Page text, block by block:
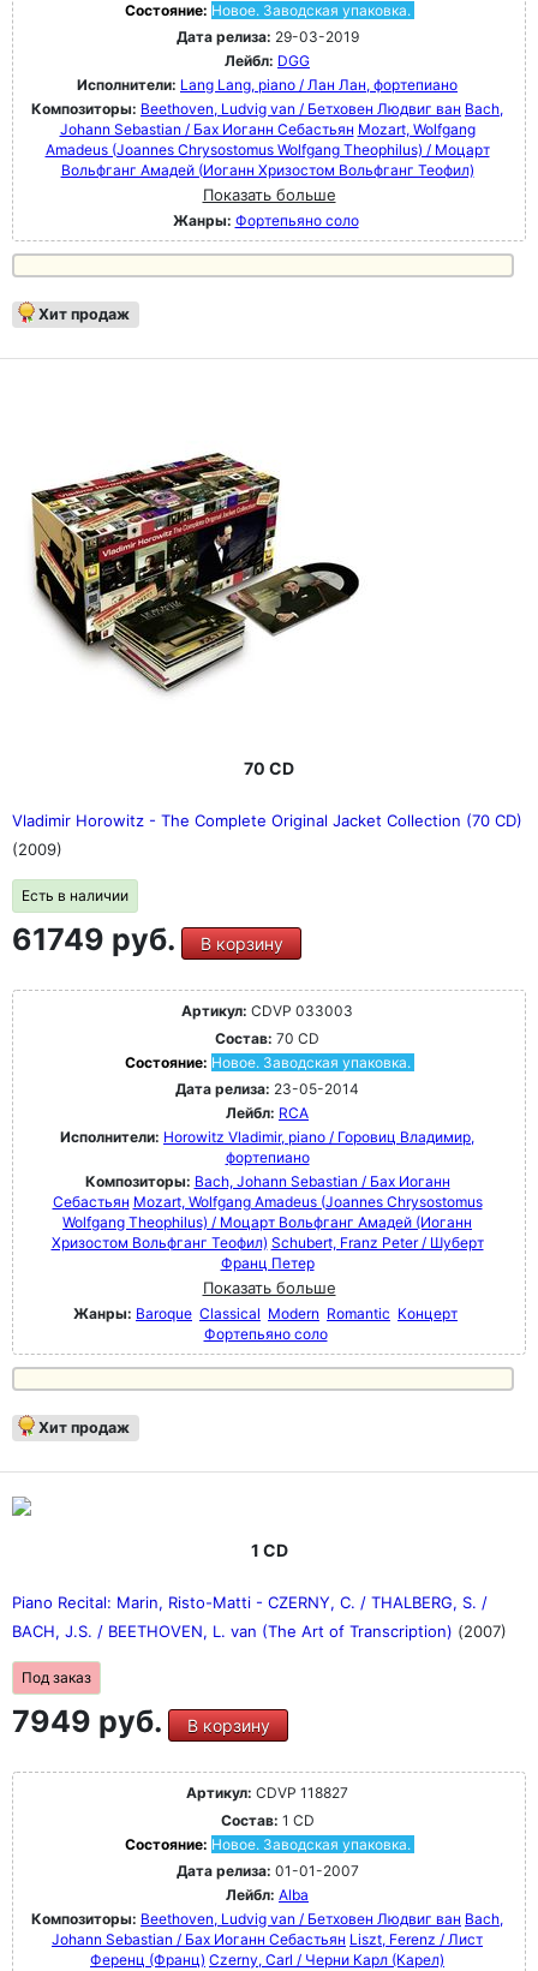
Состояние: Новое. Заводская упаковка.
Дата релиза: 29-03-2019
Лейбл: DGG
Исполнители: Lang Lang, piano / Лан Лан, фортепиано
Композиторы: Beethoven, Ludvig van / Бетховен Людвиг ван Bach,
Johann Sebastian / Бах Иоганн Себастьян Mozart, Wolfgang
Amadeus (Joannes Chrysostomus Wolfgang Theophilus) / Моцарт
Вольфганг Амадей (Иоганн Хризостом Вольфганг Теофил)
Показать больше
Жанры: Фортепьяно соло
Хит продаж
70 CD
Vladimir Horowitz - The Complete Original Jacket Collection (70 CD)
(2009)
Есть в наличии
61749 руб. В корзину
Артикул: CDVP 033003
Состав: 70 CD
Состояние: Новое. Заводская упаковка.
Дата релиза: 23-05-2014
Лейбл: RCA
Исполнители: Horowitz Vladimir, piano / Горовиц Владимир,
фортепиано
Композиторы: Bach, Johann Sebastian / Бах Иоганн
Себастьян Mozart, Wolfgang Amadeus (Joannes Chrysostomus
Wolfgang Theophilus) / Моцарт Вольфганг Амадей (Иоганн
Хризостом Вольфганг Теофил) Schubert, Franz Peter / Шуберт
Франц Петер
Показать больше
Жанры: Baroque Classical Modern Romantic Концерт
Фортепьяно соло
Хит продаж
1 CD
Piano Recital: Marin, Risto-Matti - CZERNY, C. / THALBERG, S. /
BACH, J.S. / BEETHOVEN, L. van (The Art of Transcription) (2007)
Под заказ
7949 руб. В корзину
Артикул: CDVP 118827
Состав: 1 CD
Состояние: Новое. Заводская упаковка.
Дата релиза: 01-01-2007
Лейбл: Alba
Композиторы: Beethoven, Ludvig van / Бетховен Людвиг ван Bach,
Johann Sebastian / Бах Иоганн Себастьян Liszt, Ferenz / Лист
Ференц (Франц) Czerny, Carl / Черни Карл (Карел)